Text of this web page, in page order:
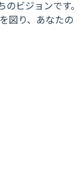
ビジョンです。
図り、あなたの